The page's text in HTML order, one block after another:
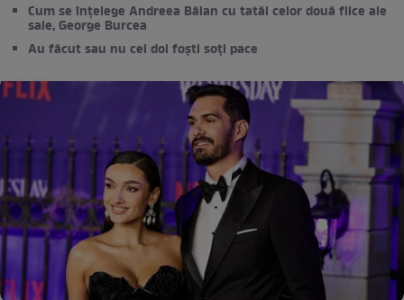
Cum se înțelege Andreea Bălan cu tatăl celor două fiice ale
sale, George Burcea
Au făcut sau nu cei doi foști soți pace